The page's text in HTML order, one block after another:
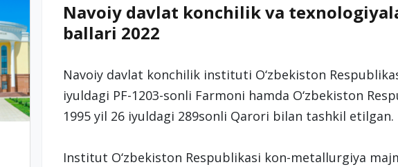
Navoiy davlat konchilik va
ballari 2022
Navoiy davlat konchilik instituti O‘zbekiston
iyuldagi PF-1203-sonli Farmoni hamda O‘zbekiston
1995 yil 26 iyuldagi 289sonli Qarori bilan tashkil etilgan.
Institut O‘zbekiston Respublikasi kon-metallurgiya